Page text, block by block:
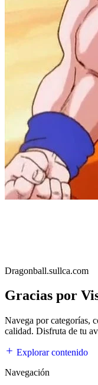
Dragonball.sullca.com
Gracias por
Navega por categorías,
calidad. Disfruta de tu
Explorar contenido
Navegación